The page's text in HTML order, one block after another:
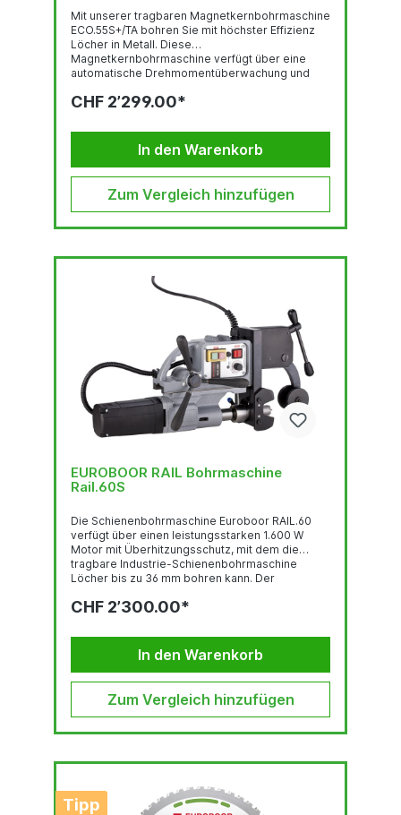
Mit unserer tragbaren Magnetkernbohrmaschine
ECO.55S+/TA bohren Sie mit höchster Effizienz
Löcher in Metall. Diese
Magnetkernbohrmaschine verfügt über eine
automatische Drehmomentüberwachung und
verfügt die ECO.55S+/TA über eine
und die Smart-Restart-Technologie verhindert
übermäßigen Werkzeugverschleiß und -ausfall.
Die Maschine profitiert zudem von einer
bietet, das Risiko von Schäden an Maschine,
Werkzeug und Werkstück deutlich reduziert und
den Anwender...
CHF 2’299.00*
In den Warenkorb
Zum Vergleich hinzufügen
EUROBOOR RAIL Bohrmaschine
Rail.60S
Die Schienenbohrmaschine Euroboor RAIL.60
verfügt über einen leistungsstarken 1.600 W
Motor mit Überhitzungsschutz, mit dem die
tragbare Industrie-Schienenbohrmaschine
Löcher bis zu 36 mm bohren kann. Der
RAIL.60S einfach und präzise. Unsere
folgenden Schienenadapter-Varianten geliefert:
SBS 1, SBB 4, SBB 6. Technische Daten:
Kernbohrer Ø 12,0 - 36,0 mm Schnitttiefe 50,0
Weldon Hub...
CHF 2’300.00*
In den Warenkorb
Zum Vergleich hinzufügen
Tipp